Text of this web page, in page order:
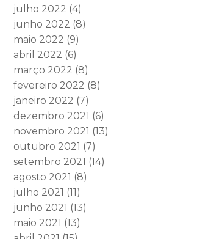
julho 2022 (4)
junho 2022 (8)
maio 2022 (9)
abril 2022 (6)
março 2022 (8)
fevereiro 2022 (8)
janeiro 2022 (7)
dezembro 2021 (6)
novembro 2021 (13)
outubro 2021 (7)
setembro 2021 (14)
agosto 2021 (8)
julho 2021 (11)
junho 2021 (13)
maio 2021 (13)